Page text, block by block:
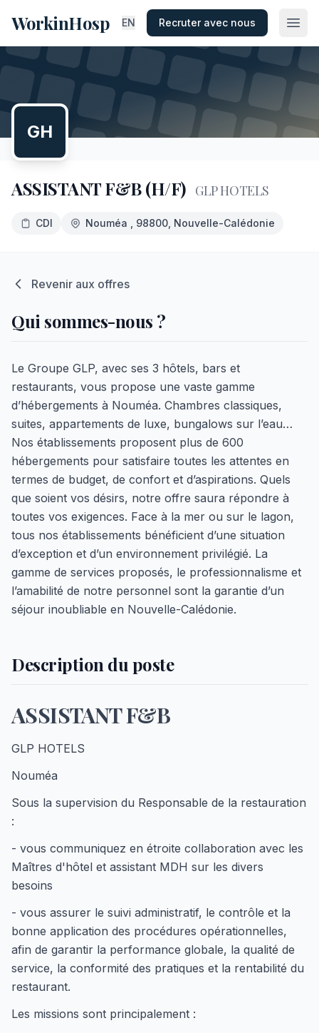
WorkinHosp EN Recruter avec nous
GH
ASSISTANT F&B (H/F) GLP HOTELS
CDI Nouméa , 98800 , Nouvelle-Calédonie
Revenir aux offres
Qui sommes-nous ?
Le Groupe GLP, avec ses 3 hôtels, bars et
restaurants, vous propose une vaste gamme
d’hébergements à Nouméa. Chambres classiques,
suites, appartements de luxe, bungalows sur l’eau…
Nos établissements proposent plus de 600
hébergements pour satisfaire toutes les attentes en
termes de budget, de confort et d’aspirations. Quels
que soient vos désirs, notre offre saura répondre à
toutes vos exigences. Face à la mer ou sur le lagon,
tous nos établissements bénéficient d’une situation
d’exception et d’un environnement privilégié. La
gamme de services proposés, le professionnalisme et
l’amabilité de notre personnel sont la garantie d’un
séjour inoubliable en Nouvelle-Calédonie.
Description du poste
ASSISTANT F&B
GLP HOTELS
Nouméa
Sous la supervision du Responsable de la restauration
:
- vous communiquez en étroite collaboration avec les
Maîtres d'hôtel et assistant MDH sur les divers
besoins
- vous assurer le suivi administratif, le contrôle et la
bonne application des procédures opérationnelles,
afin de garantir la performance globale, la qualité de
service, la conformité des pratiques et la rentabilité du
restaurant.
Les missions sont principalement :